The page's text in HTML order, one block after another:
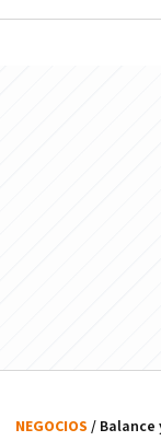
NEGOCIOS / Balance